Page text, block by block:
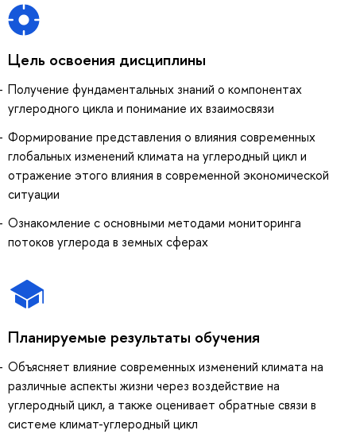
Цель освоения дисциплины
Получение фундаментальных знаний о компонентах
углеродного цикла и понимание их взаимосвязи
Формирование представления о влияния современных
глобальных изменений климата на углеродный цикл и
отражение этого влияния в современной экономической
ситуации
Ознакомление с основными методами мониторинга
потоков углерода в земных сферах
Планируемые результаты обучения
Объясняет влияние современных изменений климата на
различные аспекты жизни через воздействие на
углеродный цикл, а также оценивает обратные связи в
системе климат-углеродный цикл